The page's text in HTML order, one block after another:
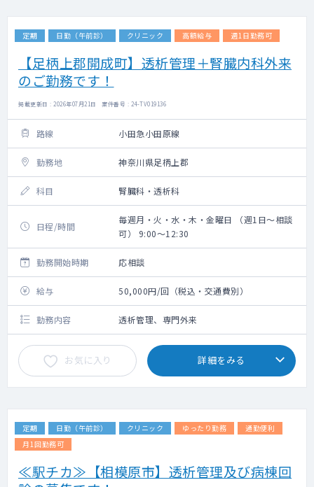
定期 日勤（午前診） クリニック 高額給与 週1日勤務可
【足柄上郡開成町】透析管理＋腎臓内科外来
のご勤務です！
掲載更新日 : 2026年07月21日 案件番号 : 24-TV019136
路線 小田急小田原線
勤務地 神奈川県足柄上郡
科目 腎臓科・透析科
日程/時間
毎週月・火・水・木・金曜日 （週1日～相談
可） 9:00～12:30
勤務開始時期 応相談
給与 50,000円/回（税込・交通費別）
勤務内容 透析管理、専門外来
お気に入り 詳細をみる
定期 日勤（午前診） クリニック ゆったり勤務
通勤便利
月1回勤務可
≪駅チカ≫【相模原市】透析管理及び病棟回